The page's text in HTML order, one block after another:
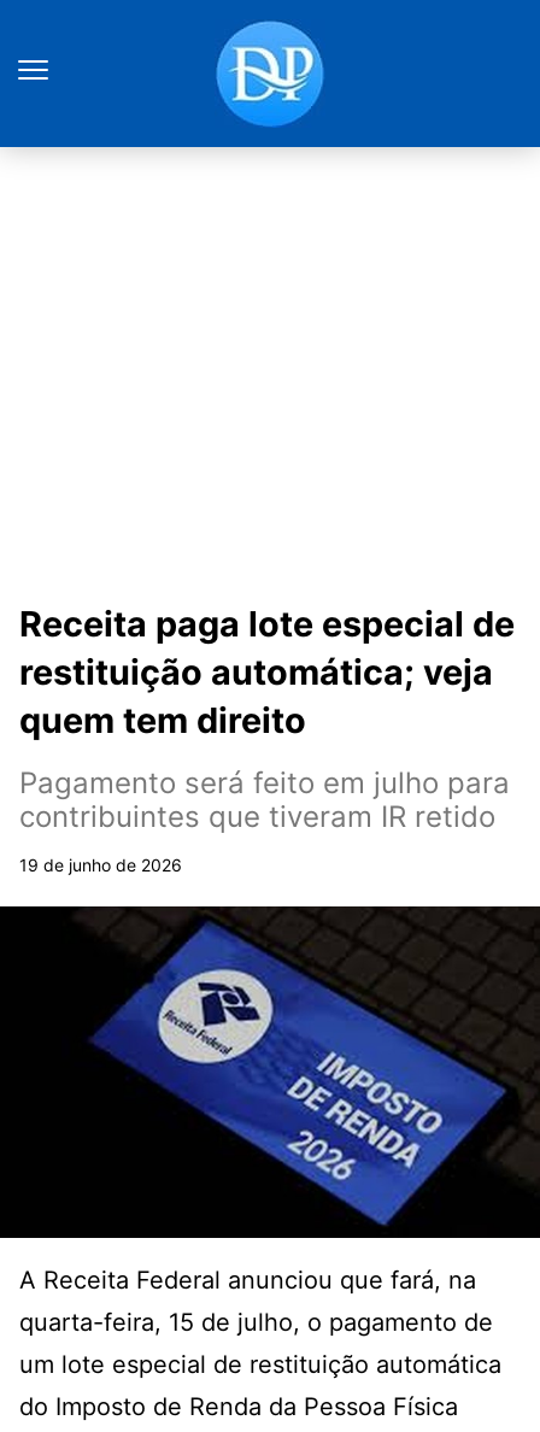
Receita paga lote especial de
restituição automática; veja
quem tem direito
Pagamento será feito em julho para
contribuintes que tiveram IR retido
19 de junho de 2026
A Receita Federal anunciou que fará, na
quarta-feira, 15 de julho, o pagamento de
um lote especial de restituição automática
do Imposto de Renda da Pessoa Física